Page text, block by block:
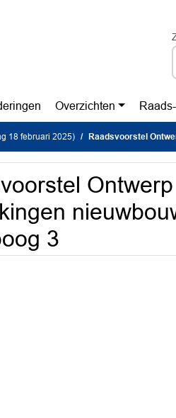
Overzichten
18 februari 2025) Raadsvoorstel Ontwerp verklaring
3